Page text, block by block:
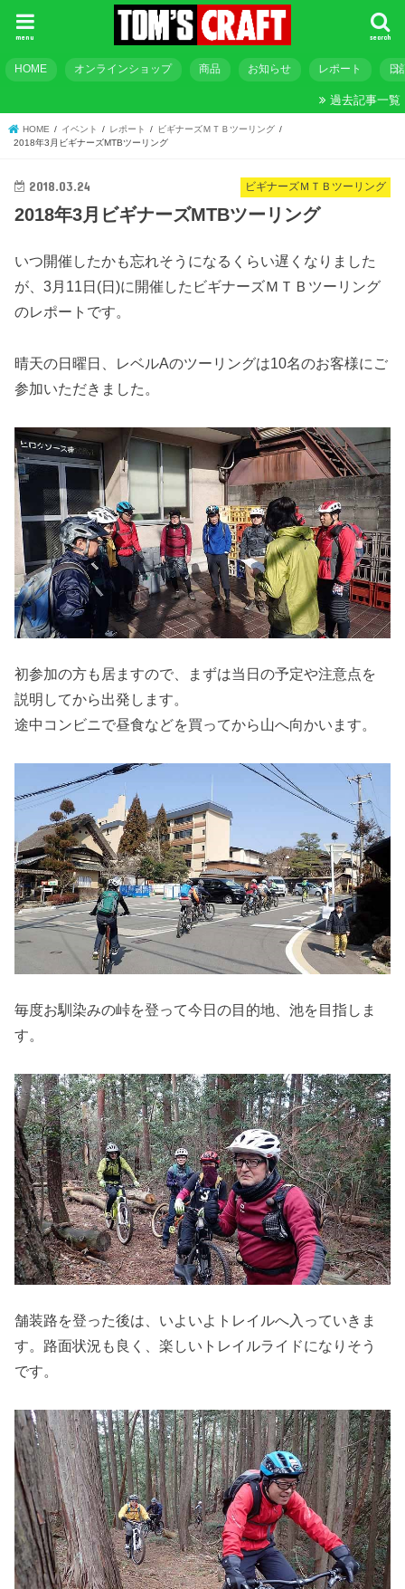
search
menu
HOME オンラインショップ 商品 お知らせ レポート 日
過去記事一覧
HOME イベント レポート
ビギナーズＭＴＢツーリング
2018年3月ビギナーズMTBツーリング
ビギナーズＭＴＢツーリング
2018.03.24
2018年3月ビギナーズMTBツーリング
いつ開催したかも忘れそうになるくらい遅くなりました
が、3月11日(日)に開催したビギナーズＭＴＢツーリング
のレポートです。
晴天の日曜日、レベルAのツーリングは10名のお客様にご
参加いただきました。
初参加の方も居ますので、まずは当日の予定や注意点を
説明してから出発します。
途中コンビニで昼食などを買ってから山へ向かいます。
毎度お馴染みの峠を登って今日の目的地、池を目指しま
す。
舗装路を登った後は、いよいよトレイルへ入っていきま
す。路面状況も良く、楽しいトレイルライドになりそう
です。